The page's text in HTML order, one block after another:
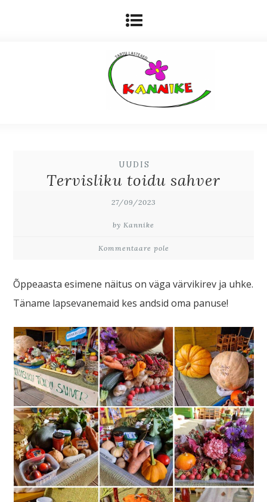
UUDIS
Tervisliku toidu sahver
27/09/2023
by Kannike
Kommentaare pole
Õppeaasta esimene näitus on väga värvikirev ja uhke.
Täname lapsevanemaid kes andsid oma panuse!